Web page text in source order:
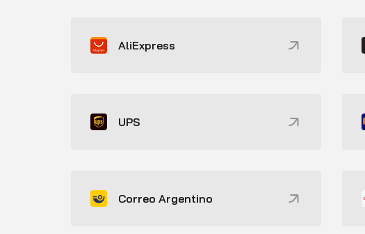
AliExpress
UPS
Correo Argentino